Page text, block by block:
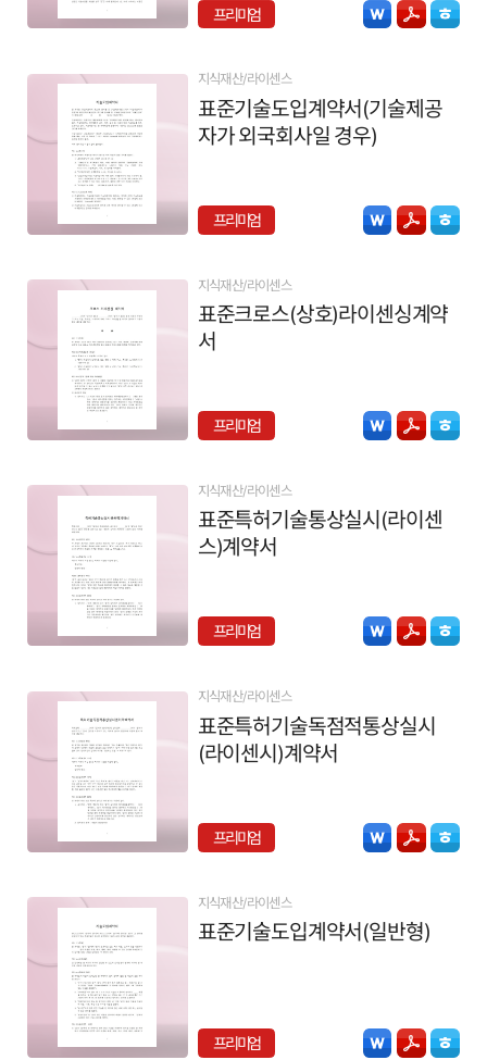
프리미엄
지식재산/라이센스
표준기술도입계약서(기술제공
자가 외국회사일 경우)
프리미엄
지식재산/라이센스
표준크로스(상호)라이센싱계약
서
프리미엄
지식재산/라이센스
표준특허기술통상실시(라이센
스)계약서
프리미엄
지식재산/라이센스
표준특허기술독점적통상실시
(라이센시)계약서
프리미엄
지식재산/라이센스
표준기술도입계약서(일반형)
프리미엄